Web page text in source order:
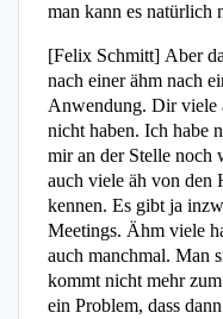
man kann es natürlich
[Felix Schmitt] Aber
nach einer ähm nach
Anwendung. Dir viele
nicht haben. Ich habe
mir an der Stelle noch
auch viele äh von den
kennen. Es gibt ja
Meetings. Ähm viele
auch manchmal. Man
kommt nicht mehr
ein Problem, dass